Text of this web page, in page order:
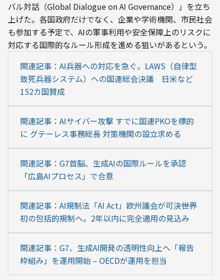
バル対話（Global Dialogue on AI Governance）」を立ち
上げた。各国政府だけでなく、企業や学術機関、市民社会
も参加する予定で、AIの軍事利用や安全保障上のリスクに
対応する国際的なルール形成を進める狙いがあるという。
関連記事：AI兵器への対応を急ぐ。LAWS（自律型
致死兵器システム）への国連総会決議　日米など
152カ国賛成
関連記事：AIサイバー攻撃 すでに国連PKOを標的
に グテーレス事務総長 対策機関の設立求める
関連記事：G7首脳、生成AIの国際ルールを承認
「広島AIプロセス」で合意
関連記事：AI規制法「AI Act」欧州議会が可決――世界
初の包括的規制へ。2年以内に完全適用の見込み
関連記事：G7、生成AI開発の透明性向上へ「報告
枠組み」を運用開始 – OECDが運用を担当